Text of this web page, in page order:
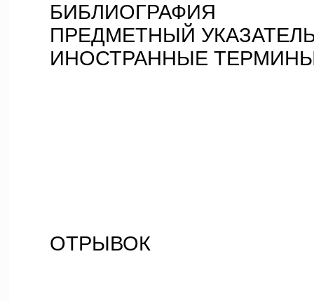
БИБЛИОГРАФИЯ
ПРЕДМЕТНЫЙ
ИНОСТРАННЫЕ
ОТРЫВОК